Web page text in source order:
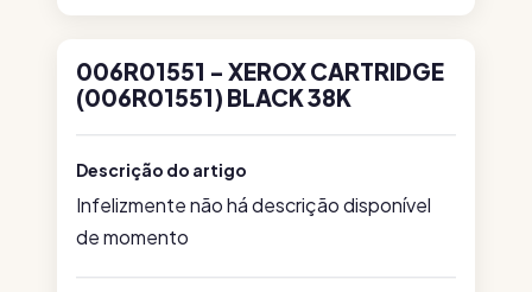
006R01551 - XEROX CARTRIDGE
(006R01551) BLACK 38K
Descrição do artigo
Infelizmente não há descrição disponível
de momento